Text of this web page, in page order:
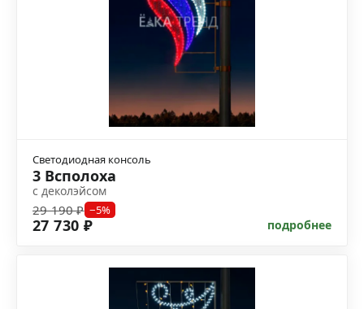
Светодиодная консоль
3 Всполоха
с деколэйсом
29 190 ₽ −5%
27 730 ₽ подробнее